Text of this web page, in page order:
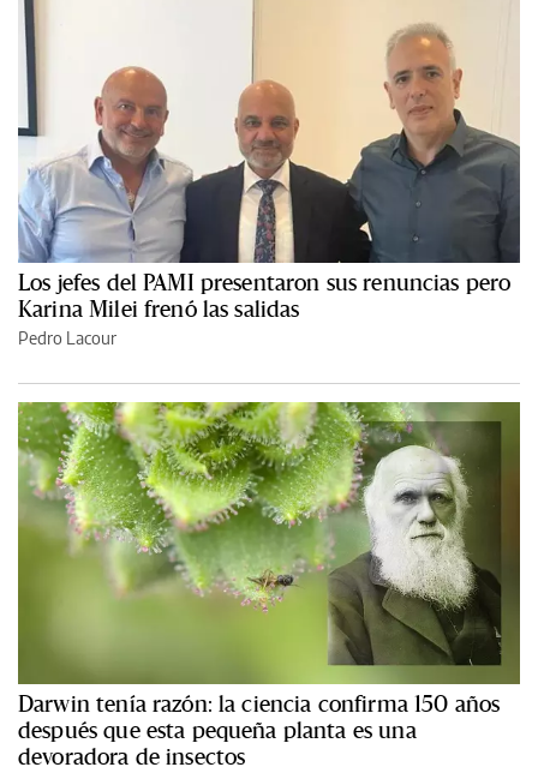
Los jefes del PAMI presentaron sus renuncias pero
Karina Milei frenó las salidas
Pedro Lacour
Darwin tenía razón: la ciencia confirma 150 años
después que esta pequeña planta es una
devoradora de insectos